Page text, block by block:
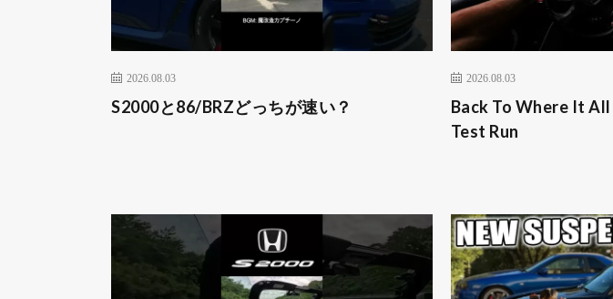
2026.08.03
S2000と86/BRZどっちが速い？
2026.08.03
Back To Where It
Test Run